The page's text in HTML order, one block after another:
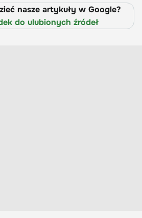
nasze artykuły w Google?
do ulubionych źródeł